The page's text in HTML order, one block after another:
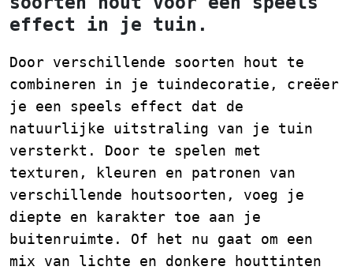
effect in je tuin.
Door verschillende soorten hout te
combineren in je tuindecoratie, creëer
je een speels effect dat de
natuurlijke uitstraling van je tuin
versterkt. Door te spelen met
texturen, kleuren en patronen van
verschillende houtsoorten, voeg je
diepte en karakter toe aan je
buitenruimte. Of het nu gaat om een
mix van lichte en donkere houttinten